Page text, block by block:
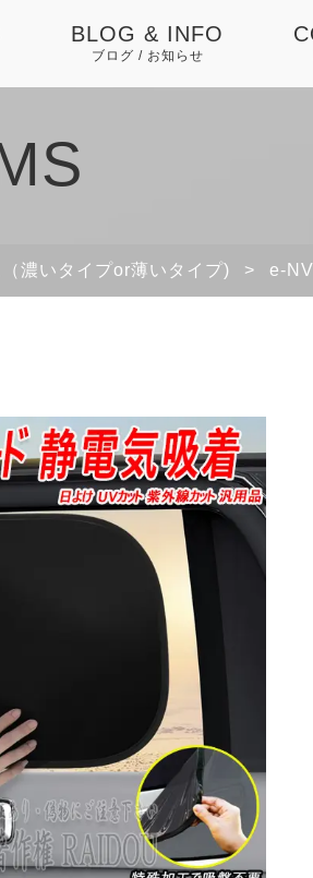
BLOG & INFO
ブログ / お知らせ
濃いタイプor薄いタイプ) > e-